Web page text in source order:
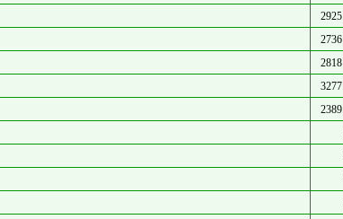
2925
2736
2818
3277
2389